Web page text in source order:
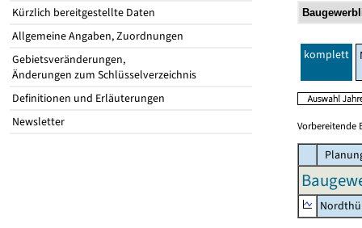
Kürzlich bereitgestellte Daten
Allgemeine Angaben, Zuordnungen
Gebietsveränderungen,
Änderungen zum Schlüsselverzeichnis
Definitionen und Erläuterungen
Newsletter
komplett
Vorbereitende